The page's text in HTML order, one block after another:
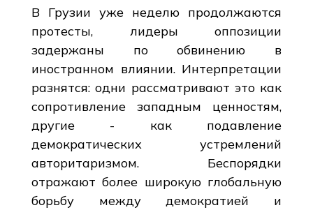
В Грузии уже неделю продолжаются
протесты, лидеры оппозиции
задержаны по обвинению в
иностранном влиянии. Интерпретации
разнятся: одни рассматривают это как
сопротивление западным ценностям,
другие - как подавление
демократических устремлений
авторитаризмом. Беспорядки
отражают более широкую глобальную
борьбу между демократией и